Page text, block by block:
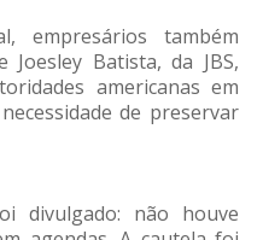
empresários também
Batista, da JBS,
americanas em
de preservar
divulgado: não houve